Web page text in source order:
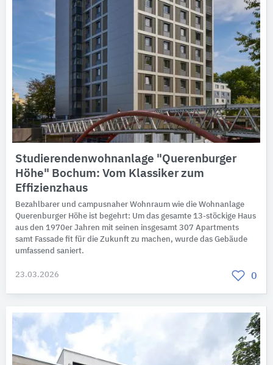
Studierendenwohnanlage "Querenburger
Höhe" Bochum: Vom Klassiker zum
Effizienzhaus
Bezahlbarer und campusnaher Wohnraum wie die Wohnanlage
Querenburger Höhe ist begehrt: Um das gesamte 13-stöckige Haus
aus den 1970er Jahren mit seinen insgesamt 307 Apartments
samt Fassade fit für die Zukunft zu machen, wurde das Gebäude
umfassend saniert.
23.03.2026 0